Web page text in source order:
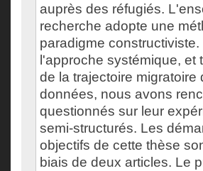
auprès des réfugiés.
recherche adopte une
paradigme
l'approche systémique,
de la trajectoire
données, nous avons
questionnés sur leur
semi-structurés. Les
objectifs de cette thèse
biais de deux articles. Le